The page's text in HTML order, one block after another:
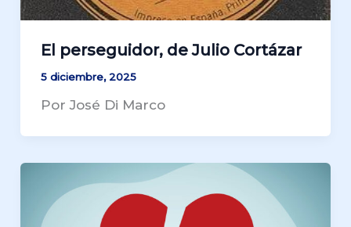
El perseguidor, de Julio Cortázar
5 diciembre, 2025
Por José Di Marco